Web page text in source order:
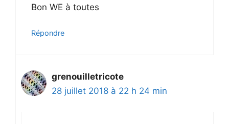
Bon WE à toutes
Répondre
grenouilletricote
28 juillet 2018 à 22 h 24 min